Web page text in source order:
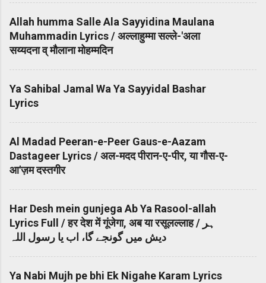
Allah humma Salle Ala Sayyidina Maulana
Muhammadin Lyrics / अल्लाहुम्मा सल्ले-'अला
सय्यदना व् मौलाना मोहम्मदिन
Ya Sahibal Jamal Wa Ya Sayyidal Bashar
Lyrics
Al Madad Peeran-e-Peer Gaus-e-Aazam
Dastageer Lyrics / अल-मदद पीरान-ए-पीर, या गौस-ए-
आ'ज़म दस्तगीर
Har Desh mein gunjega Ab Ya Rasool-allah
Lyrics Full / हर देश में गूंजेगा, अब या रसूलल्लाह / ہر
دیش میں گونجے گا، اب یا رسول اللہ
Ya Nabi Mujh pe bhi Ek Nigahe Karam Lyrics